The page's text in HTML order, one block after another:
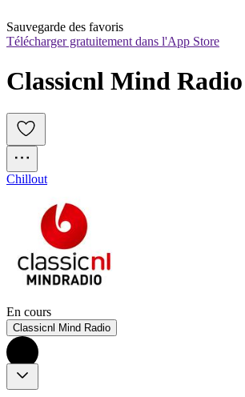
Sauvegarde des favoris
Télécharger gratuitement dans l'App Store
Classicnl Mind Radio
Chillout
En cours
Classicnl Mind Radio